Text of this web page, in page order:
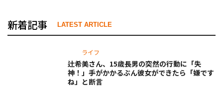
新着記事 LATEST ARTICLE
ライフ
辻希美さん、15歳長男の突然の行動に「失
神！」手がかかるぶん彼女ができたら「嫌です
ね」と断言